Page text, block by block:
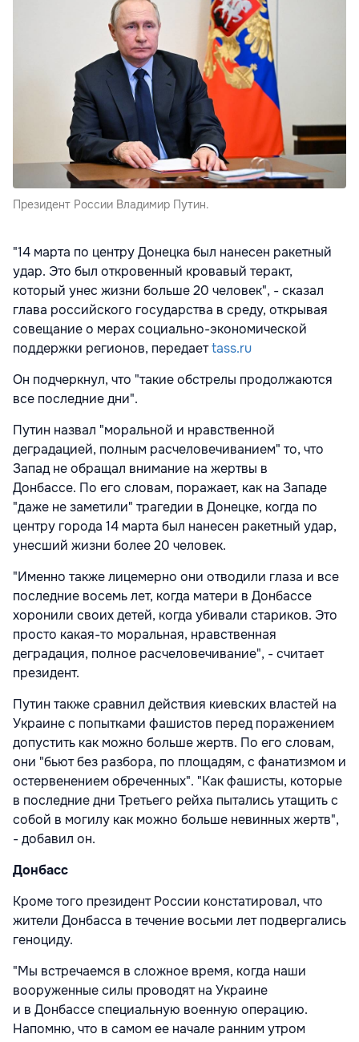
Президент России Владимир Путин.
"14 марта по центру Донецка был нанесен ракетный
удар. Это был откровенный кровавый теракт,
который унес жизни больше 20 человек", - сказал
глава российского государства в среду, открывая
совещание о мерах социально-экономической
поддержки регионов, передаетtass.ru
Он подчеркнул, что "такие обстрелы продолжаются
все последние дни".
Путин назвал "моральной и нравственной
деградацией, полным расчеловечиванием" то, что
Запад не обращал внимание на жертвы в
Донбассе. По его словам, поражает, как на Западе
"даже не заметили" трагедии в Донецке, когда по
центру города 14 марта был нанесен ракетный удар,
унесший жизни более 20 человек.
"Именно также лицемерно они отводили глаза и все
последние восемь лет, когда матери в Донбассе
хоронили своих детей, когда убивали стариков. Это
просто какая-то моральная, нравственная
деградация, полное расчеловечивание", - считает
президент.
Путин также сравнил действия киевских властей на
Украине с попытками фашистов перед поражением
допустить как можно больше жертв. По его словам,
они "бьют без разбора, по площадям, с фанатизмом и
остервенением обреченных". "Как фашисты, которые
в последние дни Третьего рейха пытались утащить с
собой в могилу как можно больше невинных жертв",
- добавил он.
Донбасс
Кроме того президент России констатировал, что
жители Донбасса в течение восьми лет подвергались
геноциду.
"Мы встречаемся в сложное время, когда наши
вооруженные силы проводят на Украине
и в Донбассе специальную военную операцию.
Напомню, что в самом ее начале ранним утром